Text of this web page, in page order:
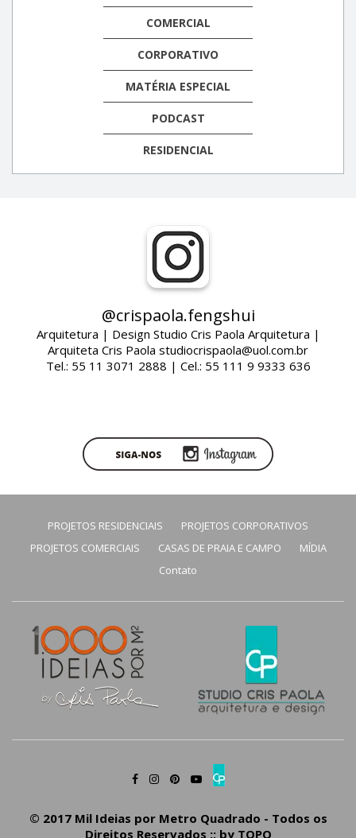
COMERCIAL
CORPORATIVO
MATÉRIA ESPECIAL
PODCAST
RESIDENCIAL
@crispaola.fengshui
Arquitetura | Design Studio Cris Paola Arquitetura |
Arquiteta Cris Paola studiocrispaola@uol.com.br
Tel.: 55 11 3071 2888 | Cel.: 55 111 9 9333 636
PROJETOS RESIDENCIAIS
PROJETOS CORPORATIVOS
PROJETOS COMERCIAIS
CASAS DE PRAIA E CAMPO
MÍDIA
Contato
© 2017 Mil Ideias por Metro Quadrado - Todos os
Direitos Reservados :: by TOPO